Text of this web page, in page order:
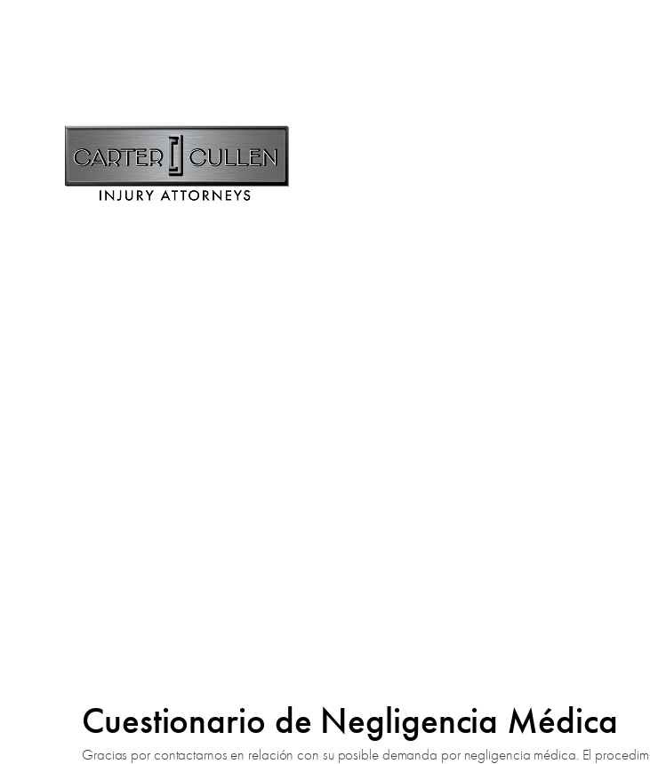
Cuestionario de Negligencia Médica
Gracias por contactarnos en relación con su posible demanda por negligencia médica. El